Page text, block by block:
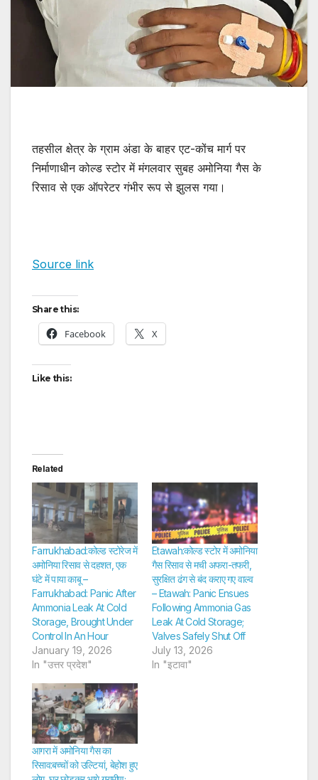
तहसील क्षेत्र के ग्राम अंडा के बाहर एट-कोंच मार्ग पर
निर्माणाधीन कोल्ड स्टोर में मंगलवार सुबह अमोनिया गैस के
रिसाव से एक ऑपरेटर गंभीर रूप से झुलस गया।
Source link
Share this:
Facebook X
Like this:
Related
Farrukhabad:कोल्ड स्टोरेज में
अमोनिया रिसाव से दहशत, एक
घंटे में पाया काबू –
Farrukhabad: Panic After
Ammonia Leak At Cold
Storage, Brought Under
Control In An Hour
January 19, 2026
In "उत्तर प्रदेश"
Etawah:कोल्ड स्टोर में अमोनिया
गैस रिसाव से मची अफरा-तफरी,
सुरक्षित ढंग से बंद कराए गए वाल्व
– Etawah: Panic Ensues
Following Ammonia Gas
Leak At Cold Storage;
Valves Safely Shut Off
July 13, 2026
In "इटावा"
आगरा में अमोनिया गैस का
रिसाव:बच्चों को उल्टियां, बेहोश हुए